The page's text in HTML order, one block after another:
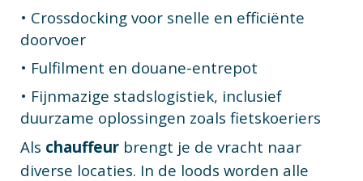
• Crossdocking voor snelle en efficiënte
doorvoer
• Fulfilment en douane-entrepot
• Fijnmazige stadslogistiek, inclusief
duurzame oplossingen zoals fietskoeriers
Als chauffeur brengt je de vracht naar
diverse locaties. In de loods worden alle